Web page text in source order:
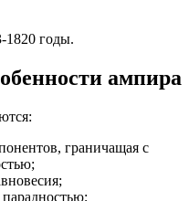
1820 годы.
ампира
граничащая с